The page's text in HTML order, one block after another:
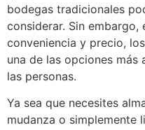
bodegas tradicionales
considerar. Sin embargo,
conveniencia y precio,
una de las opciones
las personas.
Ya sea que necesites
mudanza o simplemente